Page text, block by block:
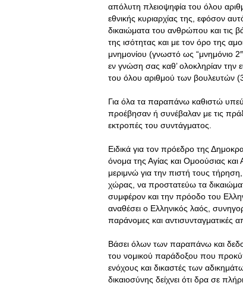
απόλυτη πλειοψηφία του όλου
εθνικής κυριαρχίας της, εφόσον
δικαιώματα του ανθρώπου και τις
της ισότητας και με τον όρο της
μνημονίου (γνωστό ως “μνημόνιο
εν γνώση σας καθ’ ολοκληρίαν την
του όλου αριθμού των βουλευτών
Για όλα τα παραπάνω καθιστώ
προέβησαν ή συνέβαλαν με τις
εκτροπές του συντάγματος.
Ειδικά για τον πρόεδρο της
όνομα της Αγίας και Ομοούσιας
μεριμνώ για την πιστή τους
χώρας, να προστατεύω τα
συμφέρον και την πρόοδο του
αναθέσει ο Ελληνικός λαός,
παράνομες και αντισυνταγματικές
Βάσει όλων των παραπάνω και
του νομικού παράδοξου που
ενόχους και δικαστές των
δικαιοσύνης δείχνει ότι δρα σε